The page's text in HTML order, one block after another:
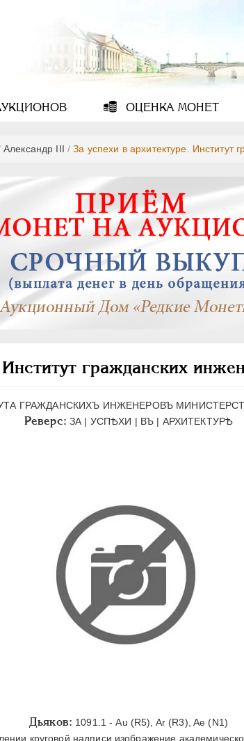
ОЦЕНКА МОНЕТ
Александр III /За успехи в архитектуре. Институт
гражданских
ГРАЖДАНСКИХЪ ИНЖЕНЕРОВЪ
Реверс: ЗА | УСПѢХИ | ВЪ | АРХИТЕКТУРѢ
Дьяков: 1091.1 - Au (R5), Ar (R3), Ae (N1)
круговой надписи изображение